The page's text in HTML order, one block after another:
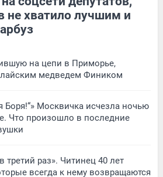
не хватило лучшим и
на цепи в Приморье,
медведем Фиником
Боря!“» Москвичка исчезла ночью
Что произошло в последние
третий раз». Читинец 40 лет
всегда к нему возвращаются